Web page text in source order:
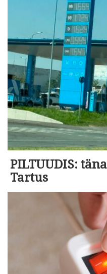
PILTUUDIS:
Tartus